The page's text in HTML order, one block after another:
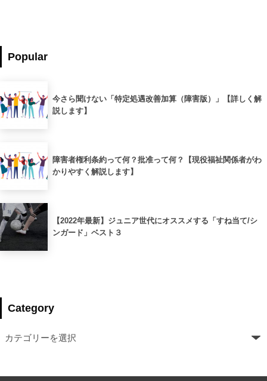
Popular
今さら聞けない「特定処遇改善加算（障害版）」【詳しく解
説します】
障害者権利条約って何？批准って何？【現役福祉関係者がわ
かりやすく解説します】
【2022年最新】ジュニア世代にオススメする「すね当て/シ
ンガード」ベスト３
Category